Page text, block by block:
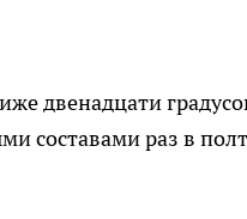
двенадцати
составами раз в